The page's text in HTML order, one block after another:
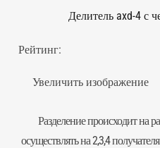
Делитель axd-4 с
Рейтинг:
Увеличить изображение
Разделение происходит на
осуществлять на 2,3,4